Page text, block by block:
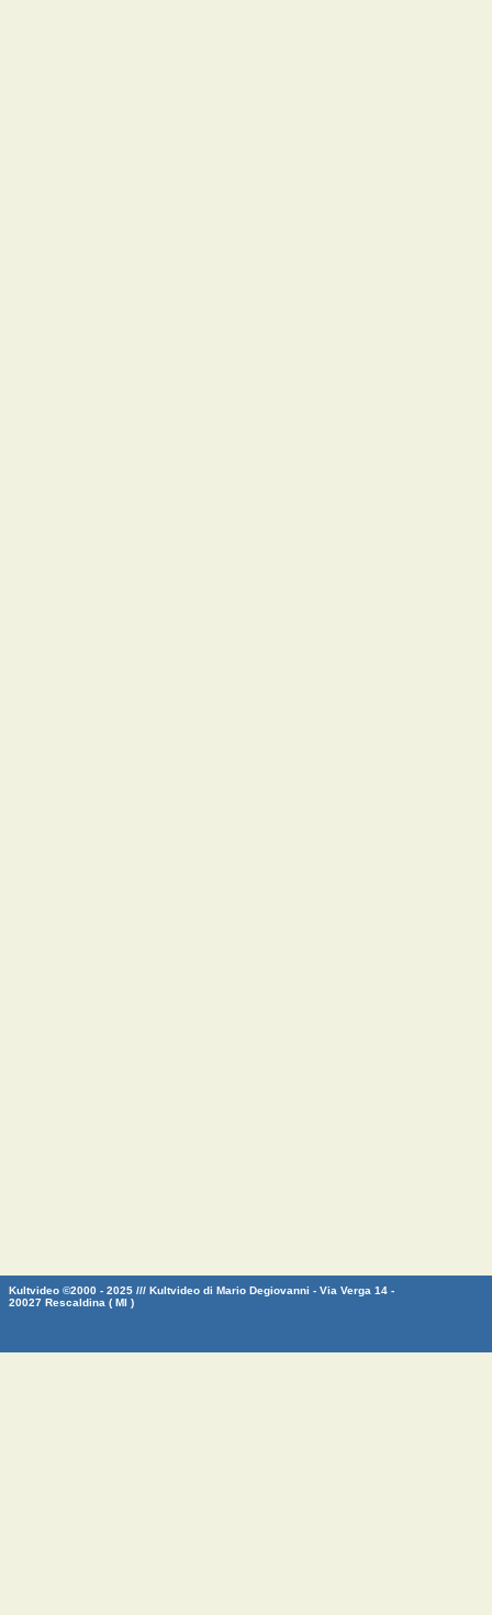
Kultvideo ©2000 - 2025 /// Kultvideo di Mario Degiovanni - Via Verga 14 -
20027 Rescaldina ( MI )